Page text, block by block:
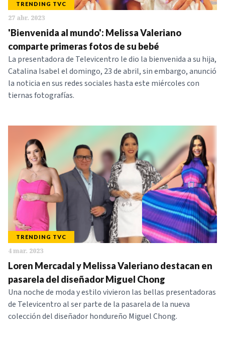
TRENDING TVC
27 abr. 2023
'Bienvenida al mundo': Melissa Valeriano
comparte primeras fotos de su bebé
La presentadora de Televicentro le dio la bienvenida a su hija,
Catalina Isabel el domingo, 23 de abril, sin embargo, anunció
la noticia en sus redes sociales hasta este miércoles con
tiernas fotografías.
TRENDING TVC
4 mar. 2023
Loren Mercadal y Melissa Valeriano destacan en
pasarela del diseñador Miguel Chong
Una noche de moda y estilo vivieron las bellas presentadoras
de Televicentro al ser parte de la pasarela de la nueva
colección del diseñador hondureño Miguel Chong.